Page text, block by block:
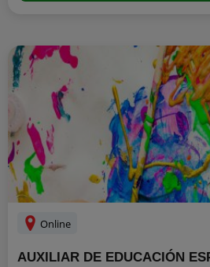
Online
AUXILIAR DE EDUCACIÓN